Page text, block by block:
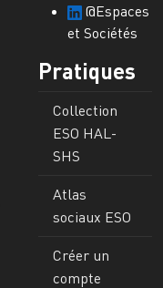
@Espaces
et Sociétés
Pratiques
Collection
ESO HAL-
SHS
Atlas
sociaux ESO
Créer un
compte